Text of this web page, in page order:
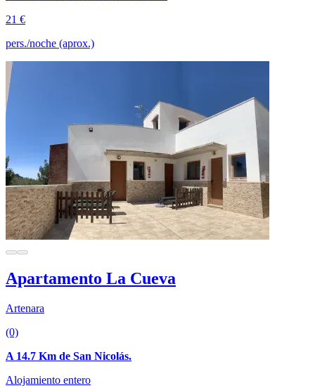
21 €
pers./noche (aprox.)
Apartamento La Cueva
Artenara
(0)
A 14.7 Km de San Nicolás.
Alojamiento entero